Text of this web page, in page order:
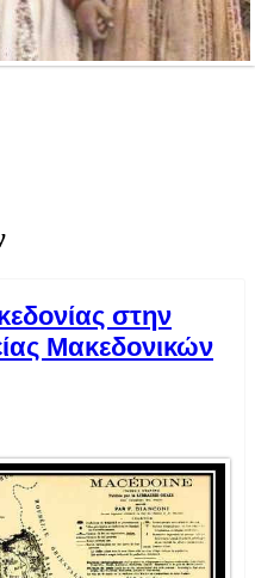
στην
Μακεδονικών